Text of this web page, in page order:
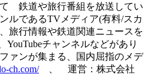
て 鉄道や旅行番組を放送してい
ルであるTVメディア(有料/スカ
旅行情報や鉄道関連ニュースを
YouTubeチャンネルなどがあり
ァンが集まる、国内屈指のメデ
ch.com/、 運営：株式会社